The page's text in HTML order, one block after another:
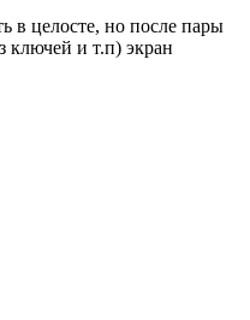
в целосте, но после пары
ключей и т.п) экран